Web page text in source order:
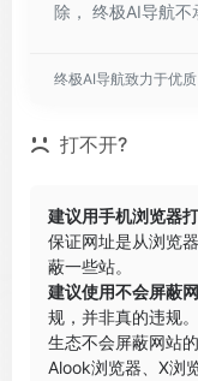
除， 终极AI导航不
终极AI导航致力于优
打不开?
建议用手机浏览器打
保证网址是从浏览
蔽一些站。
建议使用不会屏蔽
规，并非真的违规
生态不会屏蔽网站
Alook浏览器
X浏